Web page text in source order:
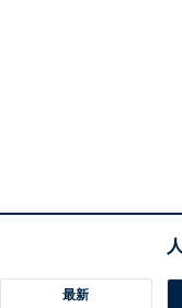
最新